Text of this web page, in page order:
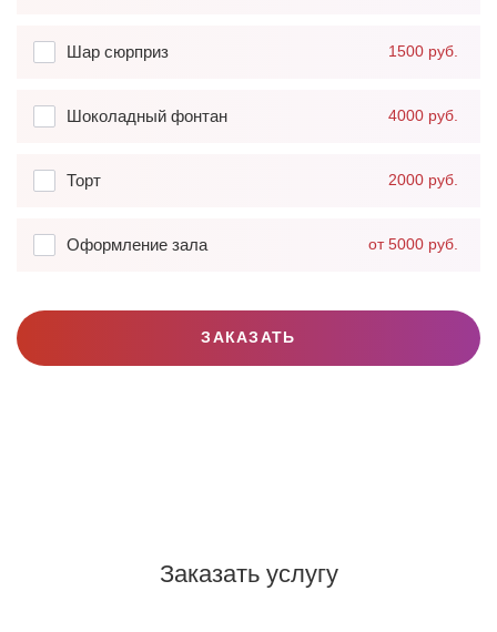
Шар сюрприз 1500 руб.
Шоколадный фонтан 4000 руб.
Торт 2000 руб.
Оформление зала от 5000 руб.
ЗАКАЗАТЬ
Заказать услугу